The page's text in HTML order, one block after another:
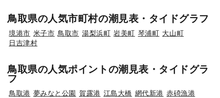
鳥取県の人気市町村の潮見表・タイドグラフ
境港市 米子市 鳥取市 湯梨浜町 岩美町 琴浦町 大山町
日吉津村
鳥取県の人気ポイントの潮見表・タイドグラ
フ
鳥取港 夢みなと公園 賀露港 江島大橋 網代新港 赤碕漁港